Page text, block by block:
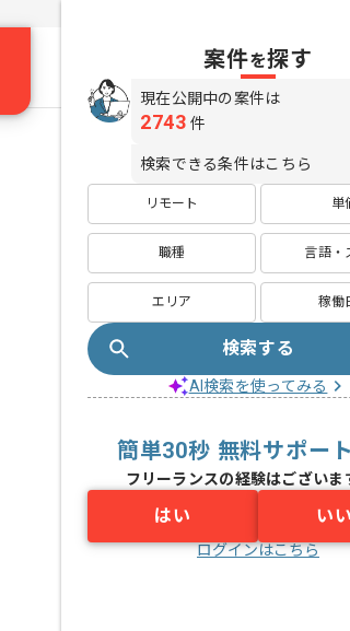
案件を探す
現在公開中の案件は
2743 件
検索できる条件はこちら
リモート 単
職種 言語・
エリア 稼働
検索する
AI検索を使ってみる
簡単30秒 無料サポー
フリーランスの経験はございま
はい い
ログインはこちら